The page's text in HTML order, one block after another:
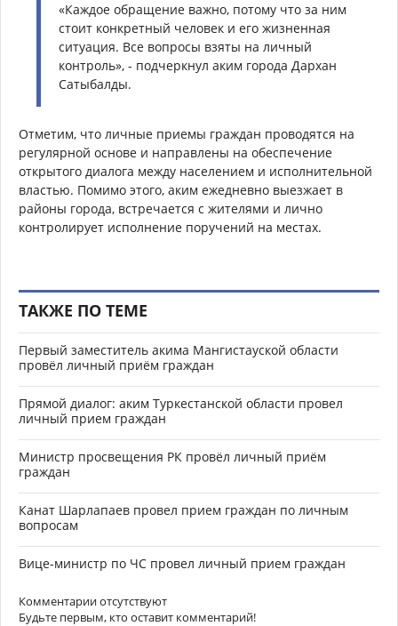
«Каждое обращение важно, потому что за ним
стоит конкретный человек и его жизненная
ситуация. Все вопросы взяты на личный
контроль», - подчеркнул аким города Дархан
Сатыбалды.
Отметим, что личные приемы граждан проводятся на
регулярной основе и направлены на обеспечение
открытого диалога между населением и исполнительной
властью. Помимо этого, аким ежедневно выезжает в
районы города, встречается с жителями и лично
контролирует исполнение поручений на местах.
ТАКЖЕ ПО ТЕМЕ
Первый заместитель акима Мангистауской области
провёл личный приём граждан
Прямой диалог: аким Туркестанской области провел
личный прием граждан
Министр просвещения РК провёл личный приём
граждан
Канат Шарлапаев провел прием граждан по личным
вопросам
Вице-министр по ЧС провел личный прием граждан
Комментарии отсутствуют
Будьте первым, кто оставит комментарий!